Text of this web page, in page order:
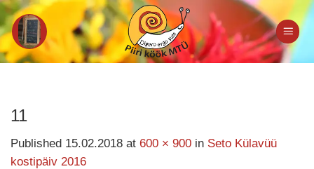
Skip
to
content
11
Published 15.02.2018 at 600 × 900 in Seto Külavüü
kostipäiv 2016